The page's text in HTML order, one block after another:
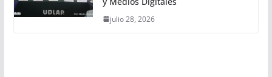
julio 28, 2026